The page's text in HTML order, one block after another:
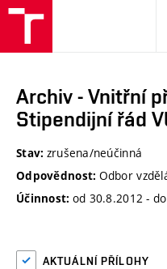
Archiv - Vnitřní
Stipendijní řád
Stav: zrušena/neúčinná
Odpovědnost: Odbor
Účinnost: od 30.8.2012 -
AKTUÁLNÍ PŘÍLOHY